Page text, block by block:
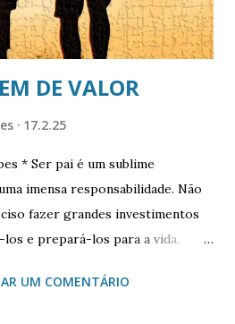
considerado o outro motivo,
DE VALOR
17.2.25
* Ser pai é um sublime
imensa responsabilidade. Não
fazer grandes investimentos
los e prepará-los para a vida.
mas poucos têm êxito
homens, como Isaque e Jacó,
UM COMENTÁRIO